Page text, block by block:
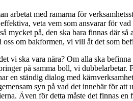
arbetat med ramarna för
veta vem som ansvarar för
mycket på, den ska bara finnas där
oss om bakformen, vi vill åt det som
vi ska vara nära? Om alla ska
på samma boll, vi dubbelarbetar.
en ständig dialog med
syn på vad det innebär för
Även för detta måste det finnas en